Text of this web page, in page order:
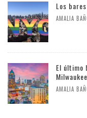
Los
AMALIA
El último
Milwaukee
AMALIA